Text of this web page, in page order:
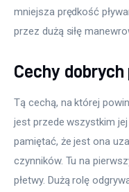
mniejsza prędkość
przez dużą siłę
Cechy
Tą cechą, na której
jest przede wszystkim
pamiętać, że jest ona
czynników. Tu na
płetwy. Dużą rolę